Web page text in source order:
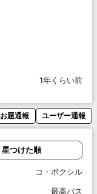
1年くらい前
お題通報 ユーザー通報
星つけた順
コ・ボクシル
最高パス